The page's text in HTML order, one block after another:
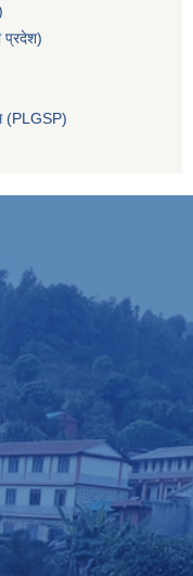
प्रदेश)
(PLGSP)